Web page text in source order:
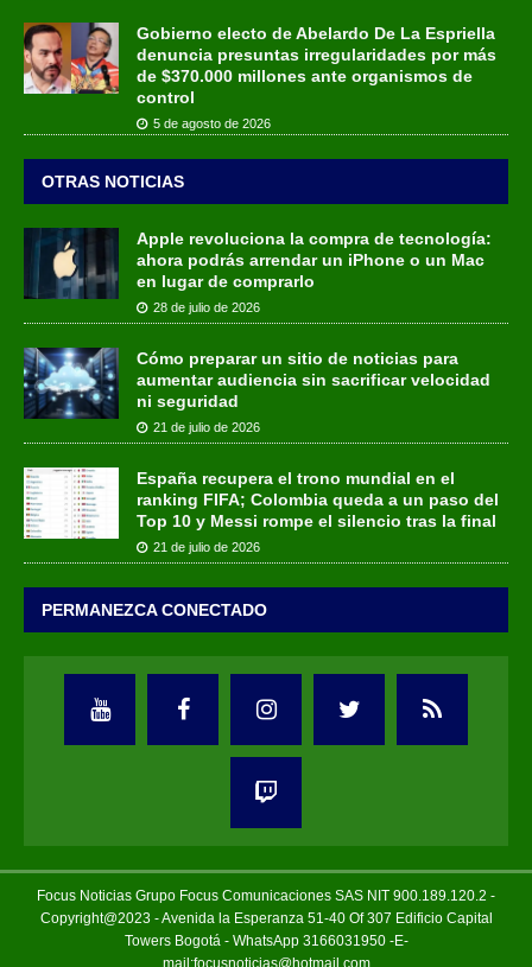
Gobierno electo de Abelardo De La Espriella
denuncia presuntas irregularidades por más
de $370.000 millones ante organismos de
control
5 de agosto de 2026
OTRAS NOTICIAS
Apple revoluciona la compra de tecnología:
ahora podrás arrendar un iPhone o un Mac
en lugar de comprarlo
28 de julio de 2026
Cómo preparar un sitio de noticias para
aumentar audiencia sin sacrificar velocidad
ni seguridad
21 de julio de 2026
España recupera el trono mundial en el
ranking FIFA; Colombia queda a un paso del
Top 10 y Messi rompe el silencio tras la final
21 de julio de 2026
PERMANEZCA CONECTADO
Focus Noticias Grupo Focus Comunicaciones SAS NIT 900.189.120.2 -
Copyright@2023 - Avenida la Esperanza 51-40 Of 307 Edificio Capital
Towers Bogotá - WhatsApp 3166031950 -E-